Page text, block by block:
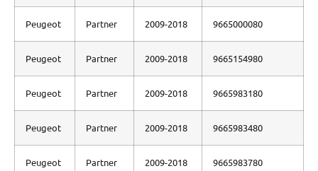
Peugeot Partner 2009-2018 9665000080
Peugeot Partner 2009-2018 9665154980
Peugeot Partner 2009-2018 9665983180
Peugeot Partner 2009-2018 9665983480
Peugeot Partner 2009-2018 9665983780